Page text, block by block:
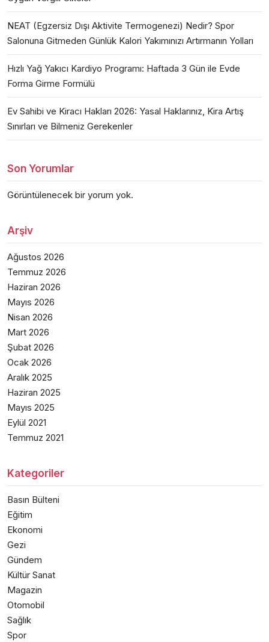
NEAT (Egzersiz Dışı Aktivite Termogenezi) Nedir? Spor
Salonuna Gitmeden Günlük Kalori Yakımınızı Artırmanın Yolları
Hızlı Yağ Yakıcı Kardiyo Programı: Haftada 3 Gün ile Evde
Forma Girme Formülü
Ev Sahibi ve Kiracı Hakları 2026: Yasal Haklarınız, Kira Artış
Sınırları ve Bilmeniz Gerekenler
Son Yorumlar
Görüntülenecek bir yorum yok.
Arşiv
Ağustos 2026
Temmuz 2026
Haziran 2026
Mayıs 2026
Nisan 2026
Mart 2026
Şubat 2026
Ocak 2026
Aralık 2025
Haziran 2025
Mayıs 2025
Eylül 2021
Temmuz 2021
Kategoriler
Basın Bülteni
Eğitim
Ekonomi
Gezi
Gündem
Kültür Sanat
Magazin
Otomobil
Sağlık
Spor